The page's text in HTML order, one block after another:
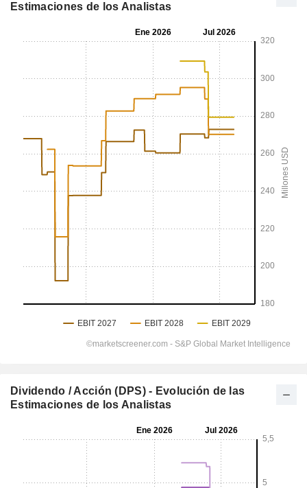
Estimaciones de los Analistas
Dividendo / Acción (DPS) - Evolución de las
Estimaciones de los Analistas